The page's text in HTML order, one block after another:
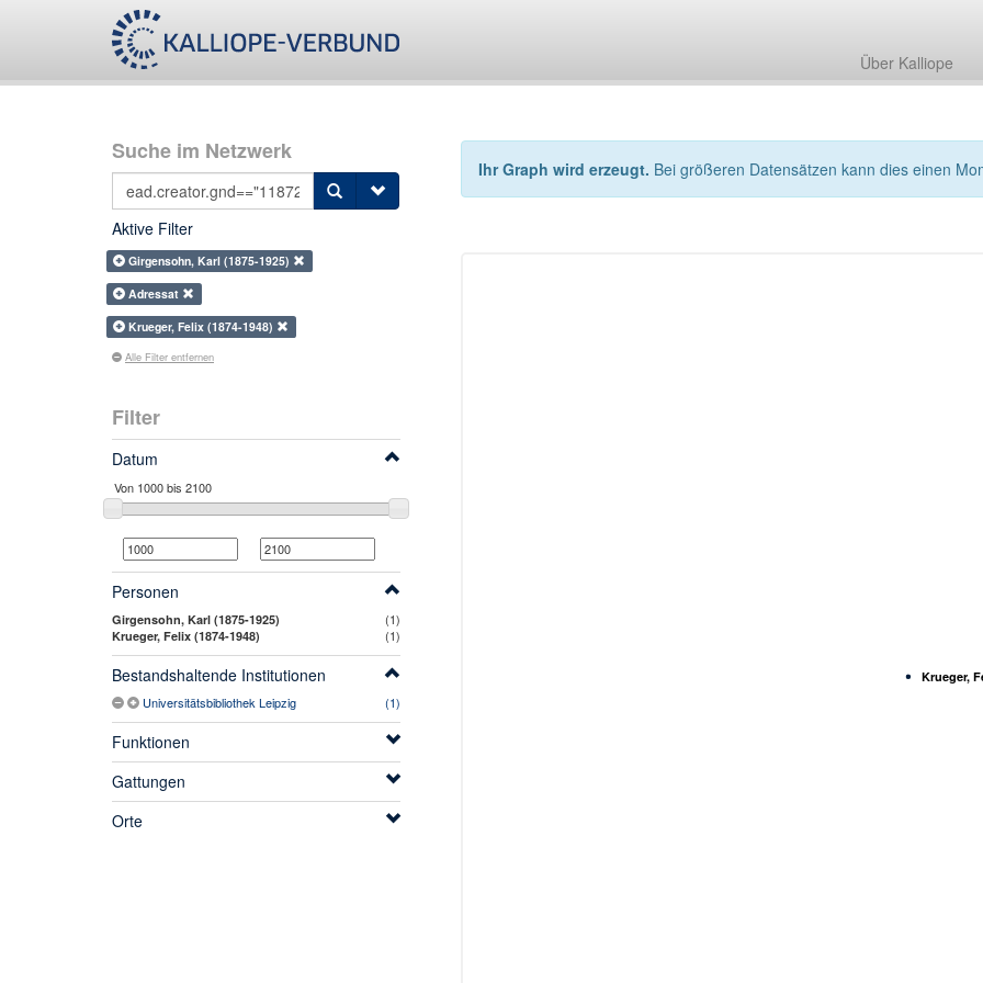
Über Kalliope
Suche im Netzwerk
Aktive Filter
Girgensohn, Karl (1875-1925)
Adressat
Krueger, Felix (1874-1948)
Alle Filter entfernen
Filter
Datum
Personen
Girgensohn, Karl (1875-1925) (1)
Krueger, Felix (1874-1948) (1)
Bestandshaltende Institutionen
Universitätsbibliothek Leipzig (1)
Funktionen
Gattungen
Orte
Ihr Graph wird erzeugt. Bei größeren Datensätzen kann dies einen
Krueger,